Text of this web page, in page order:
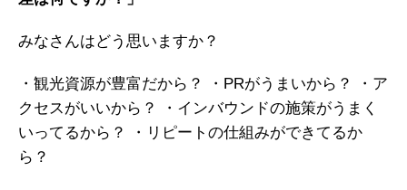
みなさんはどう思いますか？
・観光資源が豊富だから？ ・PRがうまいから？
・ア
クセスがいいから？
・インバウンドの施策がうまく
いってるから？
・リピートの仕組みができてるか
ら？